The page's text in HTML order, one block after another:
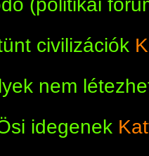
(politikai
civilizációk
nem
idegenek